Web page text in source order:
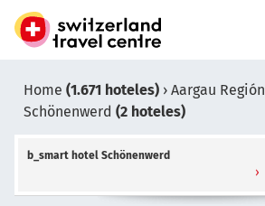
Home (1.671 hoteles) › Aargau Región
Schönenwerd (2 hoteles)
b_smart hotel Schönenwerd